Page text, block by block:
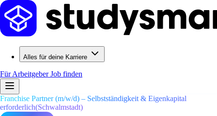
Alles für deine Karriere
Für ArbeitgeberJob finden
Franchise Partner (m/w/d) – Selbstständigkeit & Eigenkapital
erforderlich(Schwalmstadt)